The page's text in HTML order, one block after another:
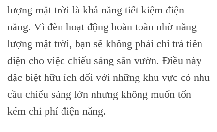
lượng mặt trời là khả năng tiết kiệm điện
năng. Vì đèn hoạt động hoàn toàn nhờ năng
lượng mặt trời, bạn sẽ không phải chi trả tiền
điện cho việc chiếu sáng sân vườn. Điều này
đặc biệt hữu ích đối với những khu vực có nhu
cầu chiếu sáng lớn nhưng không muốn tốn
kém chi phí điện năng.